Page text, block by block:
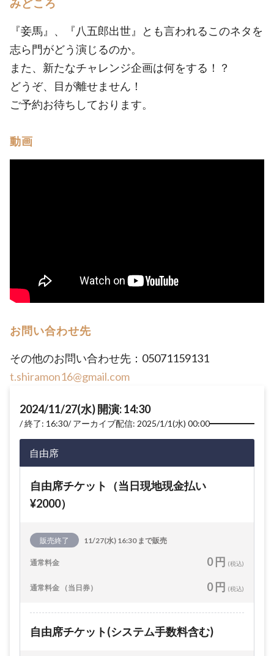
みどころ
『妾馬』、『八五郎出世』とも言われるこのネタを
志ら門がどう演じるのか。
また、新たなチャレンジ企画は何をする！？
どうぞ、目が離せません！
ご予約お待ちしております。
動画
お問い合わせ先
その他のお問い合わせ先：05071159131
t.shiramon16@gmail.com
2024/11/27(水) 開演: 14:30
終了: 16:30 アーカイブ配信: 2025/1/1(水) 00:00
自由席
自由席チケット（当日現地現金払い
¥2000）
販売終了 11/27(水) 16:30 まで販売
通常料金 0 円 (税込)
通常料金 （当日券） 0 円 (税込)
自由席チケット(システム手数料含む)